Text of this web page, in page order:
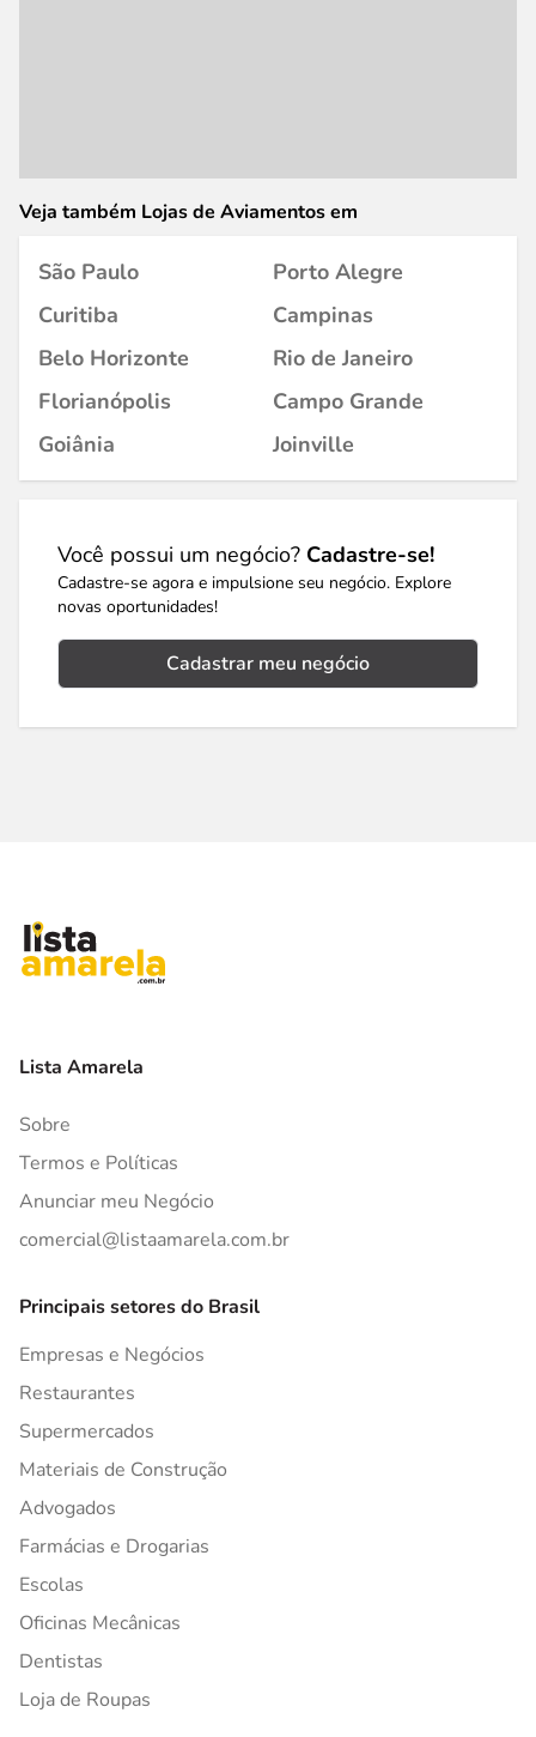
Veja também Lojas de Aviamentos em
São Paulo
Porto Alegre
Curitiba
Campinas
Belo Horizonte
Rio de Janeiro
Florianópolis
Campo Grande
Goiânia
Joinville
Você possui um negócio? Cadastre-se!
Cadastre-se agora e impulsione seu negócio. Explore
novas oportunidades!
Cadastrar meu negócio
Lista Amarela
Sobre
Termos e Políticas
Anunciar meu Negócio
comercial@listaamarela.com.br
Principais setores do Brasil
Empresas e Negócios
Restaurantes
Supermercados
Materiais de Construção
Advogados
Farmácias e Drogarias
Escolas
Oficinas Mecânicas
Dentistas
Loja de Roupas